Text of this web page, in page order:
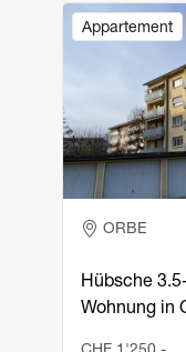
Appartement
Image
ORBE
Hübsche
Wohnung in